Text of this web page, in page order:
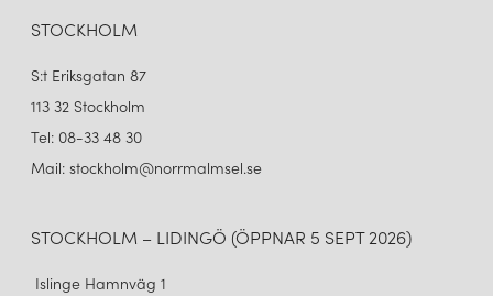
STOCKHOLM
S:t Eriksgatan 87
113 32 Stockholm
Tel: 08-33 48 30
Mail: stockholm@norrmalmsel.se
STOCKHOLM – LIDINGÖ (ÖPPNAR 5 SEPT 2026)
Islinge Hamnväg 1